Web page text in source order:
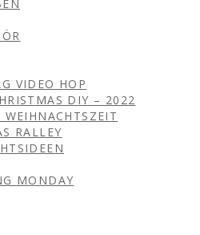
VIDEO HOP
DIY – 2022
RALLEY
MONDAY